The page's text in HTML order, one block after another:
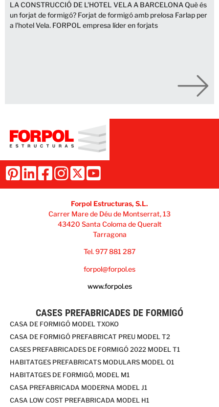
LA CONSTRUCCIÓ DE L'HOTEL VELA A BARCELONA Què és
un forjat de formigó? Forjat de formigó amb prelosa Farlap per
a l'hotel Vela. FORPOL empresa líder en forjats
Forpol Estructuras, S.L.
Carrer Mare de Déu de Montserrat, 13
43420 Santa Coloma de Queralt
Tarragona
Tel. 977 881 287
forpol@forpol.es
www.forpol.es
CASES PREFABRICADES DE FORMIGÓ
CASA DE FORMIGÓ MODEL TXOKO
CASA DE FORMIGÓ PREFABRICAT PREU MODEL T2
CASES PREFABRICADES DE FORMIGÓ 2022 MODEL T1
HABITATGES PREFABRICATS MODULARS MODEL O1
HABITATGES DE FORMIGÓ, MODEL M1
CASA PREFABRICADA MODERNA MODEL J1
CASA LOW COST PREFABRICADA MODEL H1